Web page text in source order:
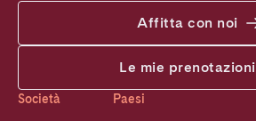
Affitta con noi
Le mie prenotazioni
Società Paesi